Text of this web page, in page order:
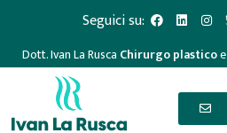
Seguici su:
Dott. Ivan La Rusca Chirurgo plasticoe